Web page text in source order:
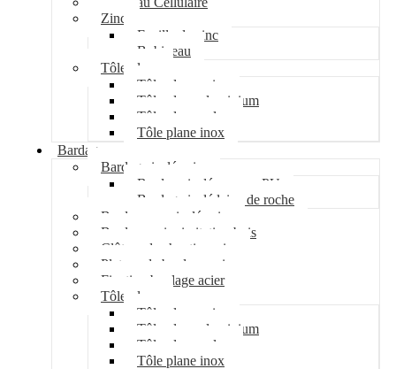
Zinc
Feuille de zinc
Bobineau
Tôle plane
Tôle plane acier
Tôle plane aluminium
Tôle plane galva
Tôle plane inox
Bardage
Bardage isolé acier
Bardage isolé mousse PU
Bardage isolé laine de roche
Bardage non isolé acier
Bardage acier imitation bois
Clôture de chantier acier
Plateau de bardage acier
Fixation bardage acier
Tôle plane
Tôle plane acier
Tôle plane aluminium
Tôle plane galva
Tôle plane inox